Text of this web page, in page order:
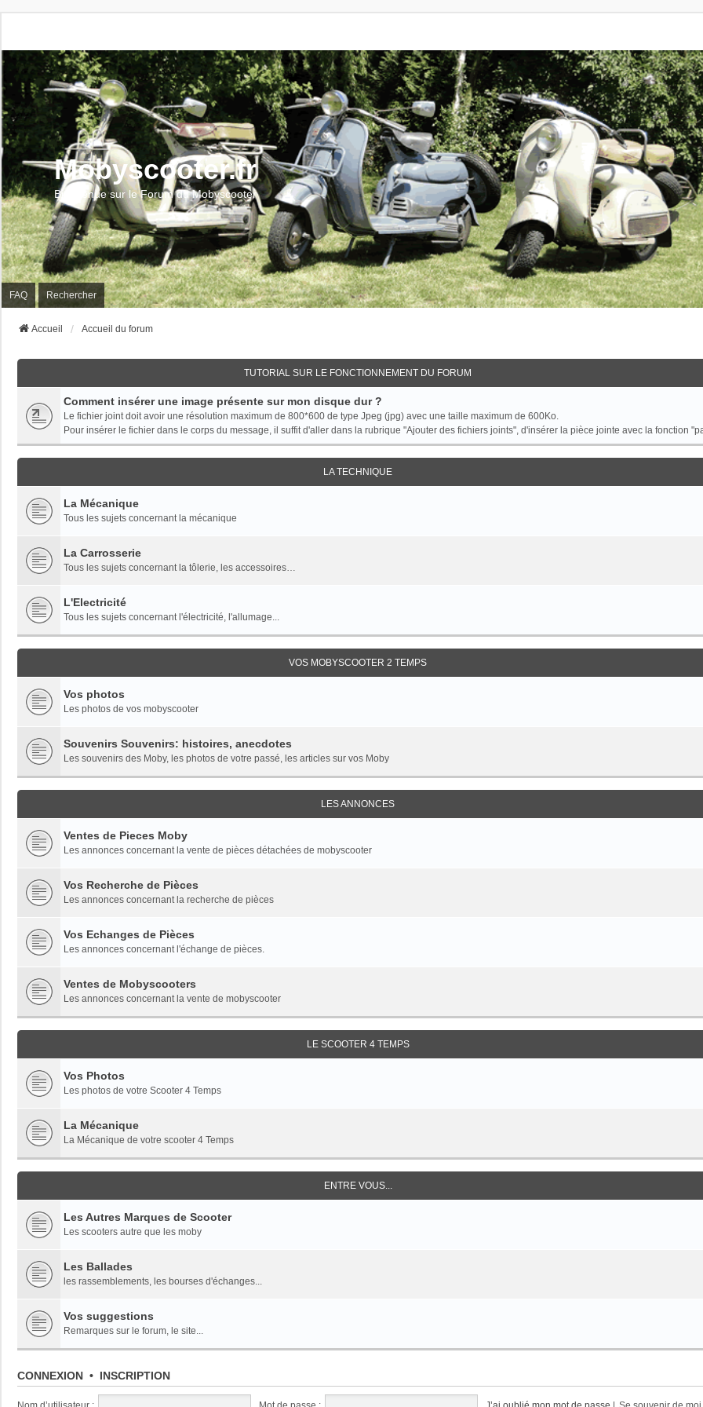
Mobyscooter.fr
Bienvenue sur le Forum du Mobyscooter
FAQ Rechercher
Accueil Accueil du forum
TUTORIAL SUR LE FONCTIONNEMENT DU FORUM
Comment insérer une image présente sur mon disque dur ?
Le fichier joint doit avoir une résolution maximum de 800*600 de type Jpeg (jpg) avec une taille maximum de 600Ko.
Pour insérer le fichier dans le corps du message, il suffit d'aller dans la rubrique "Ajouter des fichiers joints", d'insérer la pièce jointe avec la fonction
LA TECHNIQUE
La Mécanique
Tous les sujets concernant la mécanique
La Carrosserie
Tous les sujets concernant la tôlerie, les accessoires…
L'Electricité
Tous les sujets concernant l'électricité, l'allumage...
VOS MOBYSCOOTER 2 TEMPS
Vos photos
Les photos de vos mobyscooter
Souvenirs Souvenirs: histoires, anecdotes
Les souvenirs des Moby, les photos de votre passé, les articles sur vos Moby
LES ANNONCES
Ventes de Pieces Moby
Les annonces concernant la vente de pièces détachées de mobyscooter
Vos Recherche de Pièces
Les annonces concernant la recherche de pièces
Vos Echanges de Pièces
Les annonces concernant l'échange de pièces.
Ventes de Mobyscooters
Les annonces concernant la vente de mobyscooter
LE SCOOTER 4 TEMPS
Vos Photos
Les photos de votre Scooter 4 Temps
La Mécanique
La Mécanique de votre scooter 4 Temps
ENTRE VOUS...
Les Autres Marques de Scooter
Les scooters autre que les moby
Les Ballades
les rassemblements, les bourses d'échanges...
Vos suggestions
Remarques sur le forum, le site...
CONNEXION • INSCRIPTION